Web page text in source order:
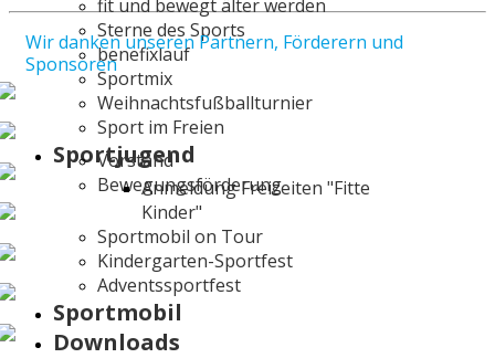
fit und bewegt älter werden
Sterne des Sports
benefixlauf
Sportmix
Weihnachtsfußballturnier
Sport im Freien
Sportjugend
Vorstand
Bewegungsförderung
Anmeldung Freizeiten "Fitte
Kinder"
Sportmobil on Tour
Kindergarten-Sportfest
Adventssportfest
Sportmobil
Downloads
Wir danken unseren Partnern, Förderern und
Sponsoren